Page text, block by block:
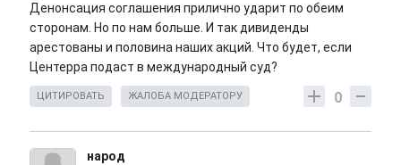
Денонсация соглашения прилично ударит по обеим
сторонам. Но по нам больше. И так дивиденды
арестованы и половина наших акций. Что будет, если
Центерра подаст в международный суд?
0
ЦИТИРОВАТЬ ЖАЛОБА МОДЕРАТОРУ
народ